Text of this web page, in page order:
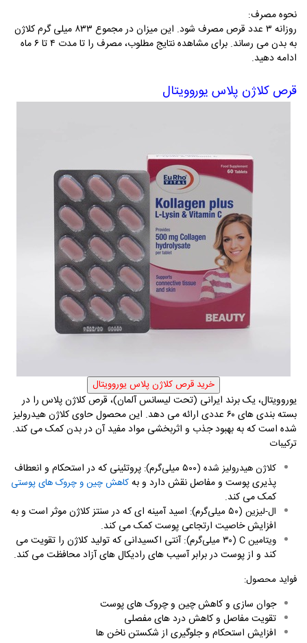
نحوه مصرف:
روزانه ۳ عدد قرص مصرف شود. این میزان در مجموع ۸۳۳ میلی ‌گرم کلاژن
به بدن می رساند. برای مشاهده نتایج مطلوب، مصرف را تا مدت ۴ تا ۶ ماه
ادامه دهید.
قرص کلاژن پلاس یوروویتال
یوروویتال، یک برند ایرانی (تحت لیسانس آلمان)، قرص کلاژن پلاس را در
بسته ‌بندی‌ های ۶۰ عددی ارائه می ‌دهد. این محصول حاوی کلاژن هیدرولیز
شده است که به بهبود جذب و اثربخشی مواد مفید آن در بدن کمک می‌ کند.
ترکیبات
کلاژن هیدرولیز شده (۵۰۰ میلی‌گرم):
پروتئینی که در استحکام و انعطاف‌
پذیری پوست و مفاصل نقش دارد و بهکاهش چین و چروک ‌های پوستی
کمک می‌ کند.
ال-لیزین (۵۰ میلی‌گرم):
اسید آمینه‌ ای که در سنتز کلاژن موثر است و به
افزایش خاصیت ارتجاعی پوست کمک می ‌کند.
ویتامینC (۳۰ میلی‌گرم)
: آنتی ‌اکسیدانی که تولید کلاژن را تقویت می
کند و از پوست در برابر آسیب ‌های رادیکال‌ های آزاد محافظت می‌ کند.
فواید محصول:
جوان ‌سازی و کاهش چین و چروک ‌های پوست
تقویت مفاصل و کاهش درد های مفصلی
افزایش استحکام و جلوگیری از شکستن ناخن ‌ها